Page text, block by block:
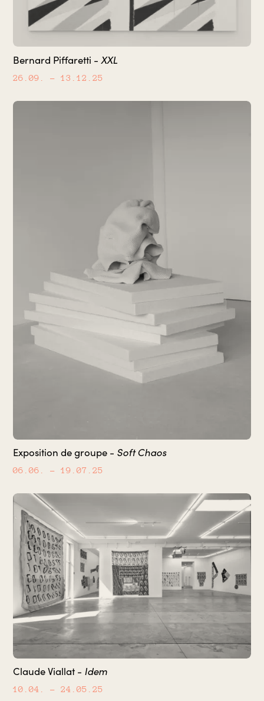
Bernard Piffaretti - XXL
26.09. – 13.12.25
Exposition de groupe - Soft Chaos
06.06. – 19.07.25
Claude Viallat - Idem
10.04. – 24.05.25